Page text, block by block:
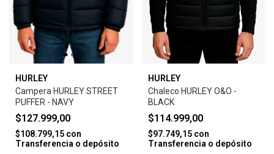
HURLEY
Campera HURLEY STREET
PUFFER - NAVY
$127.999,00
$108.799,15 con
Transferencia o depósito
HURLEY
Chaleco HURLEY O&O -
BLACK
$114.999,00
$97.749,15 con
Transferencia o depósito